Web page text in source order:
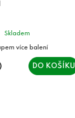
Skladem
DO KOŠÍKU